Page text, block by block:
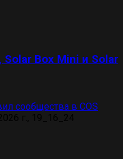
Solar Box Mini и Solar
сообщества в COS